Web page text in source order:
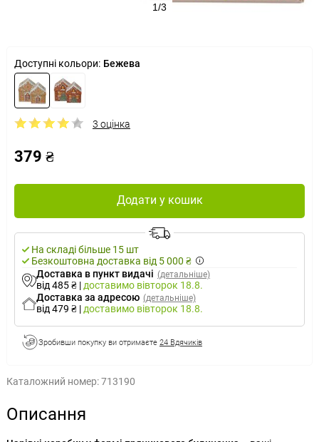
1/3
Доступні кольори: Бежева
3 оцінка
379 ₴
Додати у кошик
На складі більше 15 шт
Безкоштовна доставка від 5 000 ₴
Доставка в пункт видачі (детальніше)
від 485 ₴ | доставимо вівторок 18.8.
Доставка за адресою (детальніше)
від 479 ₴ | доставимо вівторок 18.8.
Зробивши покупку ви отримаєте 24 Вдячиків
Каталожний номер:713190
Описання